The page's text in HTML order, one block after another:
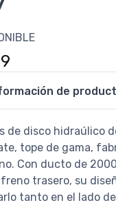
de
de disco hidraúlico
tope de gama,
Con ducto de
trasero, su
tanto en el lado